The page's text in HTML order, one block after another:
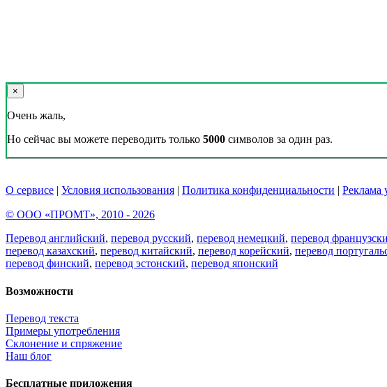
×
Очень жаль,
Но сейчас вы можете переводить только 5000 символов за один раз.
О сервисе | Условия использования | Политика конфиденциальности | Реклама
© ООО «ПРОМТ», 2010 - 2026
Перевод английский, перевод русский, перевод немецкий, перевод
перевод казахский, перевод китайский, перевод корейский, перевод
перевод финский, перевод эстонский, перевод японский
Возможности
Перевод текста
Примеры употребления
Склонение и спряжение
Наш блог
Бесплатные приложения